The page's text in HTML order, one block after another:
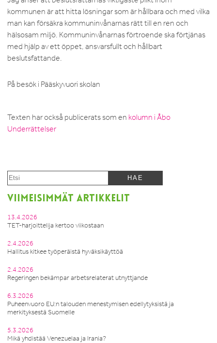
kommunen är att hitta lösningar som är hållbara och med vilka
man kan försäkra kommuninvånarnas rätt till en ren och
hälsosam miljö. Kommuninvånarnas förtroende ska förtjänas
med hjälp av ett öppet, ansvarsfullt och hållbart
beslutsfattande.
På besök i Pääskyvuori skolan
Texten har också publicerats som en kolumn i Åbo
Underrättelser
VIIMEISIMMÄT ARTIKKELIT
13.4.2026
TET-harjoittelija kertoo viikostaan
2.4.2026
Hallitus kitkee työperäistä hyväksikäyttöä
2.4.2026
Regeringen bekämpar arbetsrelaterat utnyttjande
6.3.2026
Puheenvuoro EU:n talouden menestymisen edellytyksistä ja
merkityksestä Suomelle
5.3.2026
Mikä yhdistää Venezuelaa ja Irania?